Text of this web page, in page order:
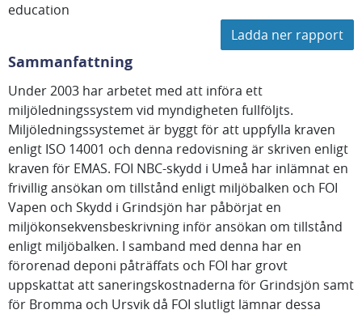
education
Ladda ner rapport
Sammanfattning
Under 2003 har arbetet med att införa ett
miljöledningssystem vid myndigheten fullföljts.
Miljöledningssystemet är byggt för att uppfylla kraven
enligt ISO 14001 och denna redovisning är skriven enligt
kraven för EMAS. FOI NBC-skydd i Umeå har inlämnat en
frivillig ansökan om tillstånd enligt miljöbalken och FOI
Vapen och Skydd i Grindsjön har påbörjat en
miljökonsekvensbeskrivning inför ansökan om tillstånd
enligt miljöbalken. I samband med denna har en
förorenad deponi påträffats och FOI har grovt
uppskattat att saneringskostnaderna för Grindsjön samt
för Bromma och Ursvik då FOI slutligt lämnar dessa